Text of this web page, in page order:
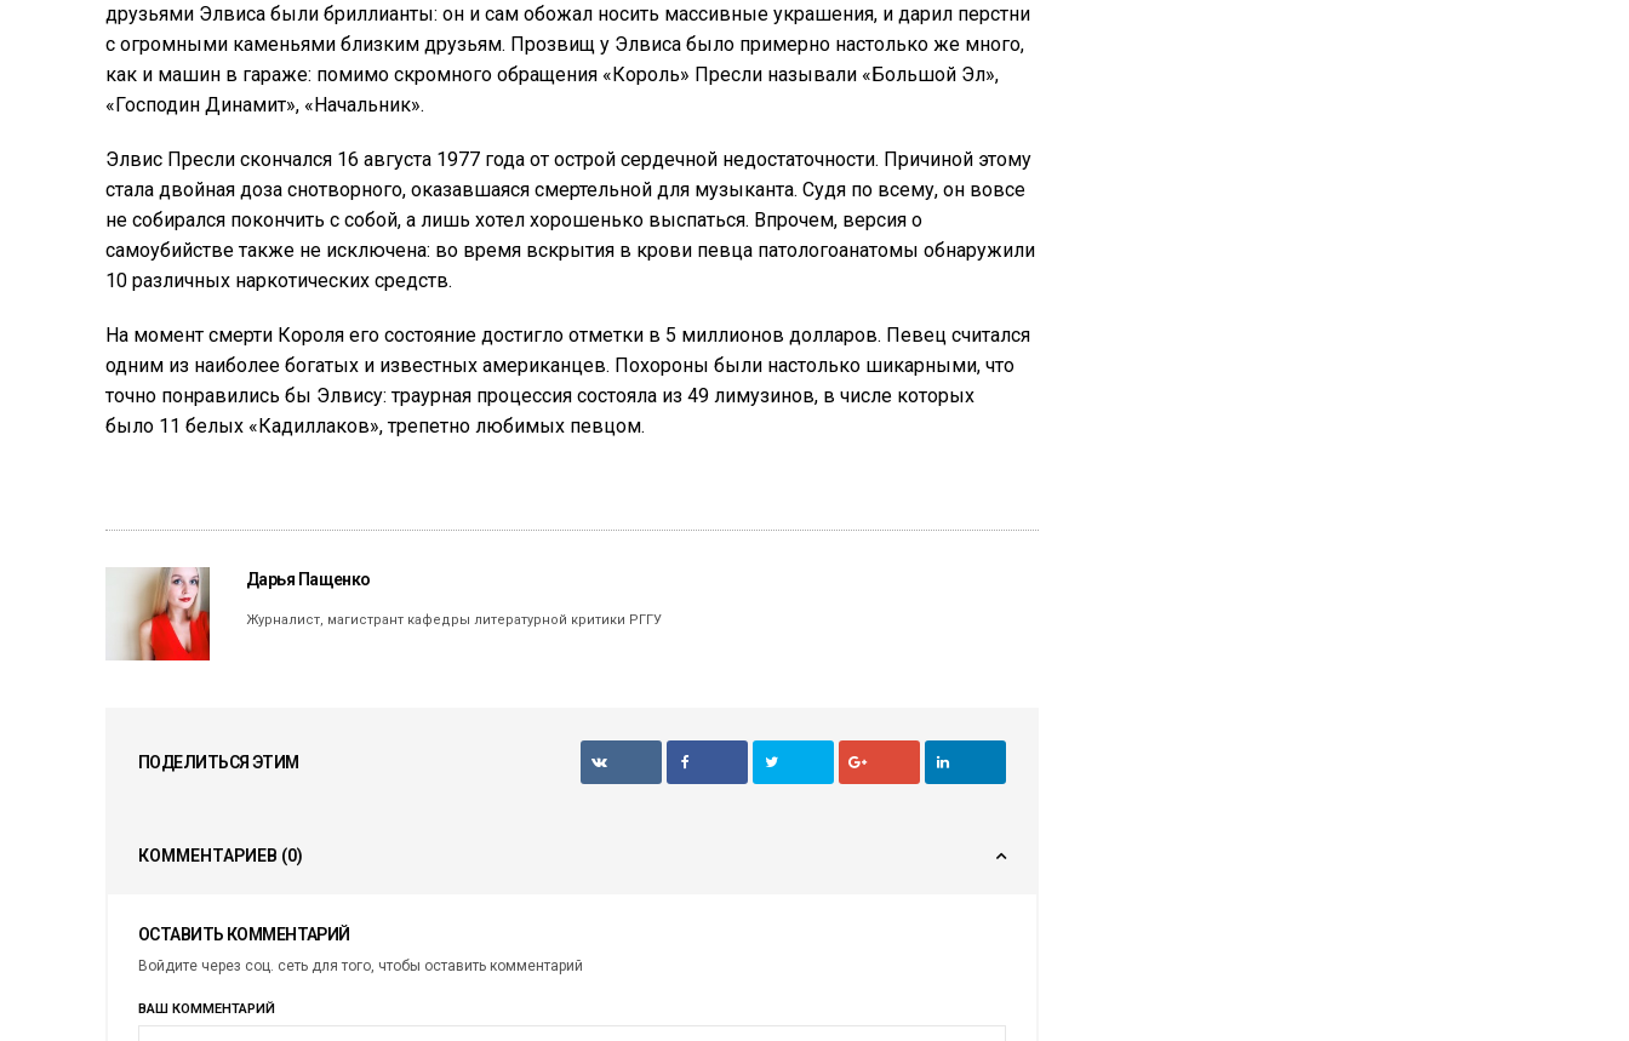
друзьями Элвиса были бриллианты: он и сам обожал носить массивные украшения, и дарил перстни
с огромными каменьями близким друзьям. Прозвищ у Элвиса было примерно настолько же много,
как и машин в гараже: помимо скромного обращения «Король» Пресли называли «Большой Эл»,
«Господин Динамит», «Начальник».
Элвис Пресли скончался 16 августа 1977 года от острой сердечной недостаточности. Причиной этому
стала двойная доза снотворного, оказавшаяся смертельной для музыканта. Судя по всему, он вовсе
не собирался покончить с собой, а лишь хотел хорошенько выспаться. Впрочем, версия о
самоубийстве также не исключена: во время вскрытия в крови певца патологоанатомы обнаружили
10 различных наркотических средств.
На момент смерти Короля его состояние достигло отметки в 5 миллионов долларов. Певец считался
одним из наиболее богатых и известных американцев. Похороны были настолько шикарными, что
точно понравились бы Элвису: траурная процессия состояла из 49 лимузинов, в числе которых
было 11 белых «Кадиллаков», трепетно любимых певцом.
Дарья Пащенко
Журналист, магистрант кафедры литературной критики РГГУ
ПОДЕЛИТЬСЯ ЭТИМ
КОММЕНТАРИЕВ (0)
ОСТАВИТЬ КОММЕНТАРИЙ
Войдите через соц. сеть для того, чтобы оставить комментарий
ВАШ КОММЕНТАРИЙ